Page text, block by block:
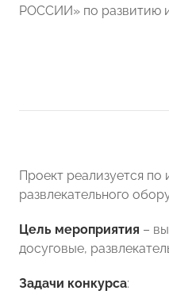
РОССИИ» по развитию
Проект реализуется
развлекательного
Цель мероприятия –
досуговые,
Задачи конкурса: